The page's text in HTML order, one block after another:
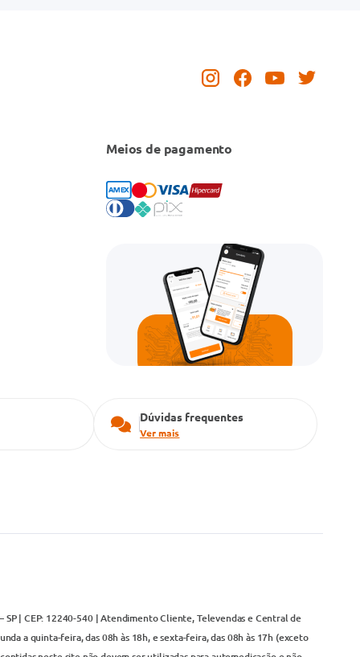
Meios de pagamento
Dúvidas frequentes
Ver mais
SP | CEP: 12240-540 | Atendimento Cliente, Televendas e Central de
a quinta-feira, das 08h às 18h, e sexta-feira, das 08h às 17h (exceto